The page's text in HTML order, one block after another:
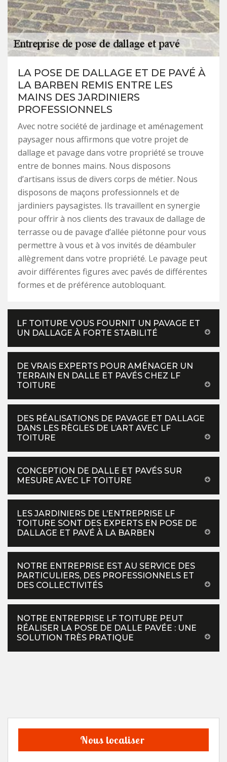
LA POSE DE DALLAGE ET DE PAVÉ À
LA BARBEN REMIS ENTRE LES
MAINS DES JARDINIERS
PROFESSIONNELS
Avec notre société de jardinage et aménagement
paysager nous affirmons que votre projet de
dallage et pavage dans votre propriété se trouve
entre de bonnes mains. Nous disposons
d’artisans issus de divers corps de métier. Nous
disposons de maçons professionnels et de
jardiniers paysagistes. Ils travaillent en synergie
pour offrir à nos clients des travaux de dallage de
terrasse ou de pavage d’allée piétonne pour vous
permettre à vous et à vos invités de déambuler
allègrement dans votre propriété. Le pavage peut
avoir différentes figures avec pavés de différentes
formes et de préférence autobloquant.
LF TOITURE VOUS FOURNIT UN PAVAGE ET
UN DALLAGE À FORTE STABILITÉ
DE VRAIS EXPERTS POUR AMÉNAGER UN
TERRAIN EN DALLE ET PAVÉS CHEZ LF
TOITURE
DES RÉALISATIONS DE PAVAGE ET DALLAGE
DANS LES RÈGLES DE L’ART AVEC LF
TOITURE
CONCEPTION DE DALLE ET PAVÉS SUR
MESURE AVEC LF TOITURE
LES JARDINIERS DE L’ENTREPRISE LF
TOITURE SONT DES EXPERTS EN POSE DE
DALLAGE ET PAVÉ À LA BARBEN
NOTRE ENTREPRISE EST AU SERVICE DES
PARTICULIERS, DES PROFESSIONNELS ET
DES COLLECTIVITÉS
NOTRE ENTREPRISE LF TOITURE PEUT
RÉALISER LA POSE DE DALLE PAVÉE : UNE
SOLUTION TRÈS PRATIQUE
Nous localiser